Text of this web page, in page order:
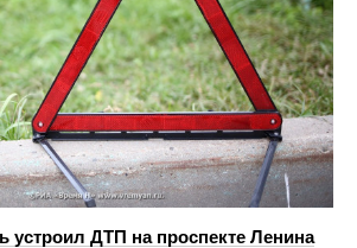
устроил ДТП на проспекте Ленина